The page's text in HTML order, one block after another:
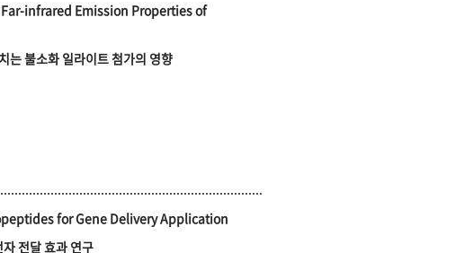
infrared Emission Properties of
는 불소화 일라이트 첨가의 영향
for Gene Delivery Application
전달 효과 연구